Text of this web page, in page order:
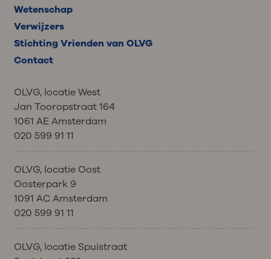
Wetenschap
Verwijzers
Stichting Vrienden van OLVG
Contact
OLVG, locatie West
Jan Tooropstraat 164
1061 AE Amsterdam
020 599 91 11
OLVG, locatie Oost
Oosterpark 9
1091 AC Amsterdam
020 599 91 11
OLVG, locatie Spuistraat